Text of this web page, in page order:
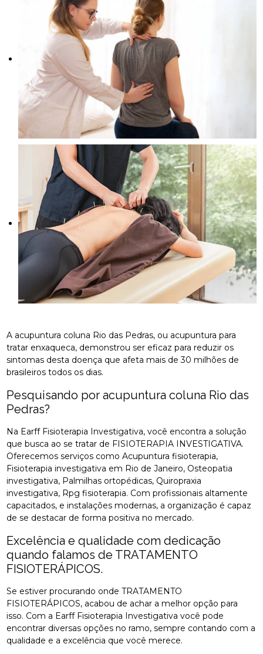
A acupuntura coluna Rio das Pedras, ou acupuntura para
tratar enxaqueca, demonstrou ser eficaz para reduzir os
sintomas desta doença que afeta mais de 30 milhões de
brasileiros todos os dias.
Pesquisando por acupuntura coluna Rio das
Pedras?
Na Earff Fisioterapia Investigativa, você encontra a solução
que busca ao se tratar de FISIOTERAPIA INVESTIGATIVA.
Oferecemos serviços como Acupuntura fisioterapia,
Fisioterapia investigativa em Rio de Janeiro, Osteopatia
investigativa, Palmilhas ortopédicas, Quiropraxia
investigativa, Rpg fisioterapia. Com profissionais altamente
capacitados, e instalações modernas, a organização é capaz
de se destacar de forma positiva no mercado.
Excelência e qualidade com dedicação
quando falamos de TRATAMENTO
FISIOTERÁPICOS.
Se estiver procurando onde TRATAMENTO
FISIOTERÁPICOS, acabou de achar a melhor opção para
isso. Com a Earff Fisioterapia Investigativa você pode
encontrar diversas opções no ramo, sempre contando com a
qualidade e a excelência que você merece.